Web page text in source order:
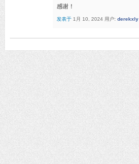
感谢！
发表于 1月 10, 2024 用户: derekxly